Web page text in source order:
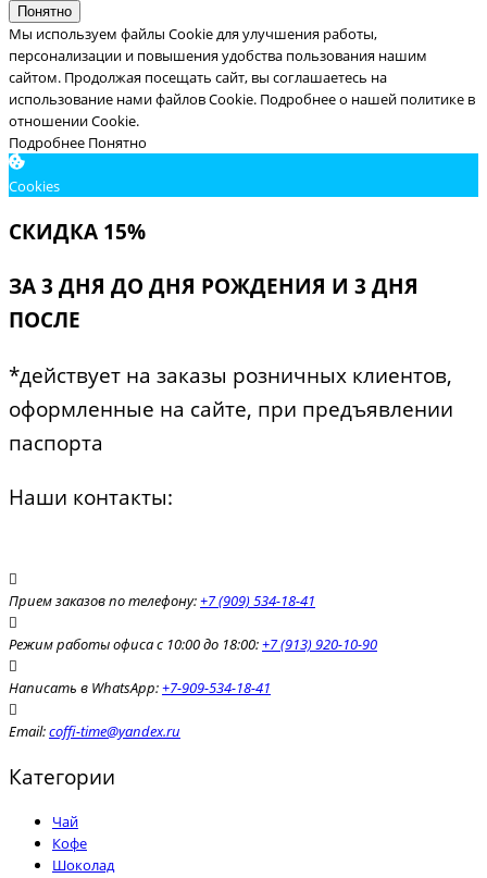
Понятно
Мы используем файлы Cookie для улучшения работы,
персонализации и повышения удобства пользования нашим
сайтом. Продолжая посещать сайт, вы соглашаетесь на
использование нами файлов Cookie. Подробнее о нашей политике в
отношении Cookie.
Подробнее Понятно
Cookies
СКИДКА 15%
ЗА 3 ДНЯ ДО ДНЯ РОЖДЕНИЯ И 3 ДНЯ
ПОСЛЕ
*действует на заказы розничных клиентов,
оформленные на сайте, при предъявлении
паспорта
Наши контакты:
Прием заказов по телефону:+7 (909) 534-18-41
Режим работы офиса с 10:00 до 18:00:+7 (913) 920-10-90
Написать в WhatsApp:+7-909-534-18-41
Email:coffi-time@yandex.ru
Категории
Чай
Кофе
Шоколад